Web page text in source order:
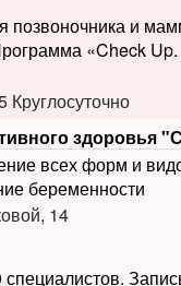
здоровья
всех форм и видов
14
Запись